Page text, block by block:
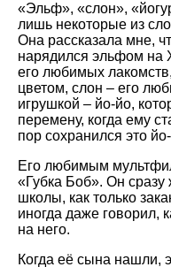
«Эльф», «слон»,
лишь некоторые из
Она рассказала мне,
нарядился эльфом на
его любимых
цветом, слон – его
игрушкой – йо-йо,
перемену, когда ему
пор сохранился это
Его любимым
«Губка Боб». Он сразу
школы, как только
иногда даже говорил,
на него.
Когда её сына нашли,